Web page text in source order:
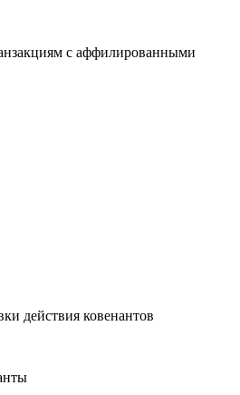
с аффилированными
действия ковенантов